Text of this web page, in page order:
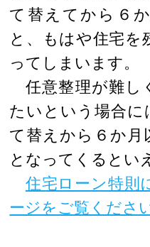
て替えてから６
と、もはや住宅を
ってしまいます。
任意整理が難し
たいという場合に
て替えから６か月
となってくるとい
住宅ローン特則
ージをご覧ください